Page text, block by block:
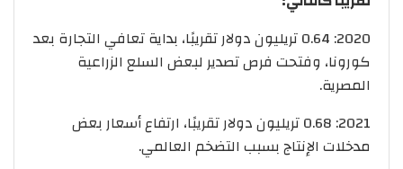
2020: 0.64 تريليون دولار تقريبًا، بداية تعافي التجارة بعد
كورونا، وفتحت فرص تصدير لبعض السلع الزراعية
المصرية.
2021: 0.68 تريليون دولار تقريبًا، ارتفاع أسعار بعض
مدخلات الإنتاج بسبب التضخم العالمي.